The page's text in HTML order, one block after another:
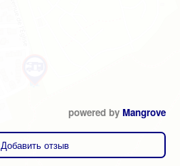
powered by Mangrove
Добавить отзыв